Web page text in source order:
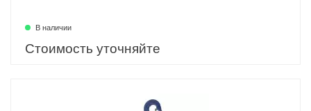
В наличии
Стоимость уточняйте